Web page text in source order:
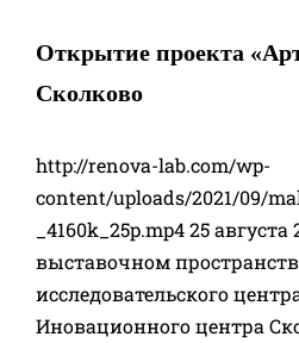
Открытие проекта
Сколково
http://renova-lab.com/wp-
content/uploads/2021/09/
_4160k_25p.mp4 25 августа
выставочном
исследовательского
Иновационного центра